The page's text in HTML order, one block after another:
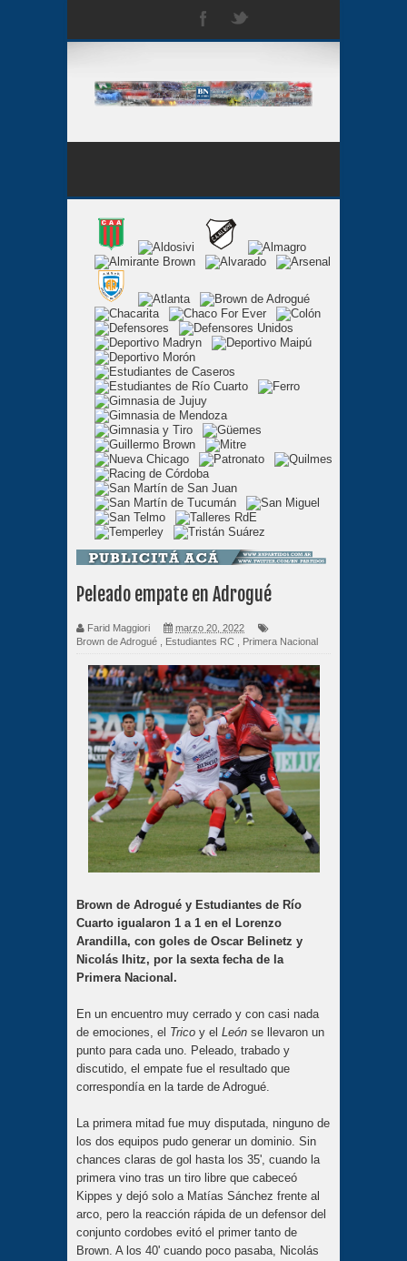
Peleado empate en Adrogué
Farid Maggiori
marzo 20, 2022
Brown de Adrogué , Estudiantes RC , Primera Nacional
Brown de Adrogué y Estudiantes de Río
Cuarto igualaron 1 a 1 en el Lorenzo
Arandilla, con goles de Oscar Belinetz y
Nicolás Ihitz, por la sexta fecha de la
Primera Nacional.
En un encuentro muy cerrado y con casi nada
de emociones, el Trico y el León se llevaron un
punto para cada uno. Peleado, trabado y
discutido, el empate fue el resultado que
correspondía en la tarde de Adrogué.
La primera mitad fue muy disputada, ninguno de
los dos equipos pudo generar un dominio. Sin
chances claras de gol hasta los 35', cuando la
primera vino tras un tiro libre que cabeceó
Kippes y dejó solo a Matías Sánchez frente al
arco, pero la reacción rápida de un defensor del
conjunto cordobes evitó el primer tanto de
Brown. A los 40' cuando poco pasaba, Nicolás